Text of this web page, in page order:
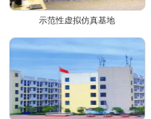
示范性虚拟仿真基地